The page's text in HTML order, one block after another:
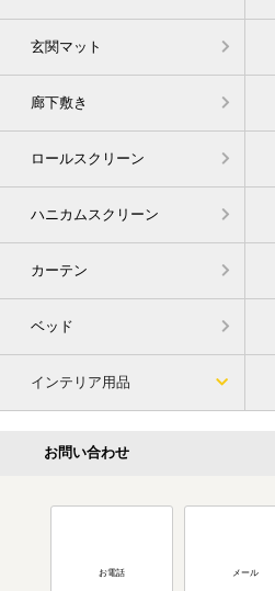
玄関マット
廊下敷き
ロールスクリーン
ハニカムスクリーン
カーテン
ベッド
インテリア用品
お問い合わせ
お電話 メール